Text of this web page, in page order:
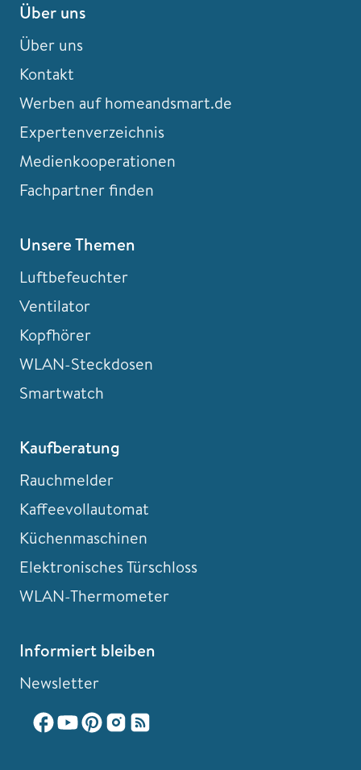
Über uns
Über uns
Kontakt
Werben auf homeandsmart.de
Expertenverzeichnis
Medienkooperationen
Fachpartner finden
Unsere Themen
Luftbefeuchter
Ventilator
Kopfhörer
WLAN-Steckdosen
Smartwatch
Kaufberatung
Rauchmelder
Kaffeevollautomat
Küchenmaschinen
Elektronisches Türschloss
WLAN-Thermometer
Informiert bleiben
Newsletter